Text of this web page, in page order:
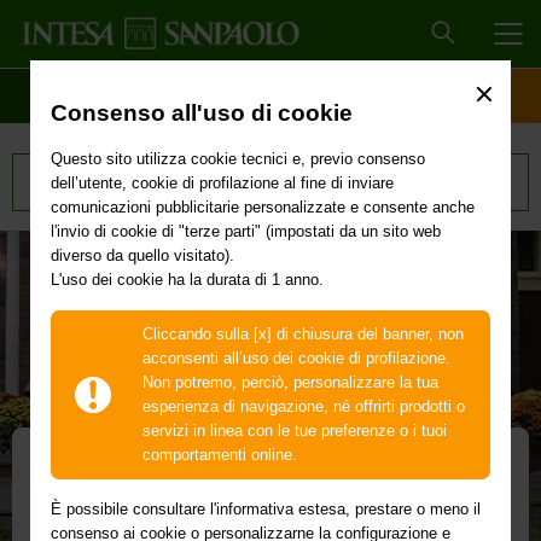
Consenso all'uso di cookie
Questo sito utilizza cookie tecnici e, previo consenso
dell’utente, cookie di profilazione al fine di inviare
comunicazioni pubblicitarie personalizzate e consente anche
l'invio di cookie di "terze parti" (impostati da un sito web
diverso da quello visitato).
L'uso dei cookie ha la durata di 1 anno.
Cliccando sulla [x] di chiusura del banner, non
acconsenti all’uso dei cookie di profilazione.
Non potremo, perciò, personalizzare la tua
esperienza di navigazione, né offrirti prodotti o
servizi in linea con le tue preferenze o i tuoi
comportamenti online.
È possibile consultare l'informativa estesa, prestare o meno il
consenso ai cookie o personalizzarne la configurazione e
Tutti i prodotti
Mutui